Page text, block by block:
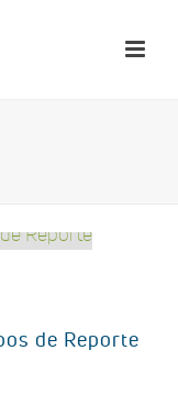
de Reporte